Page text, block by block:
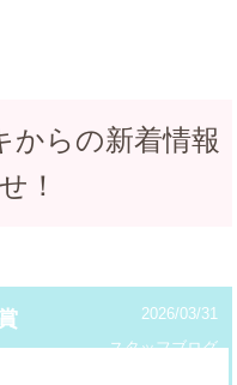
からの新着情報
！
2026/03/31
スタッフブログ